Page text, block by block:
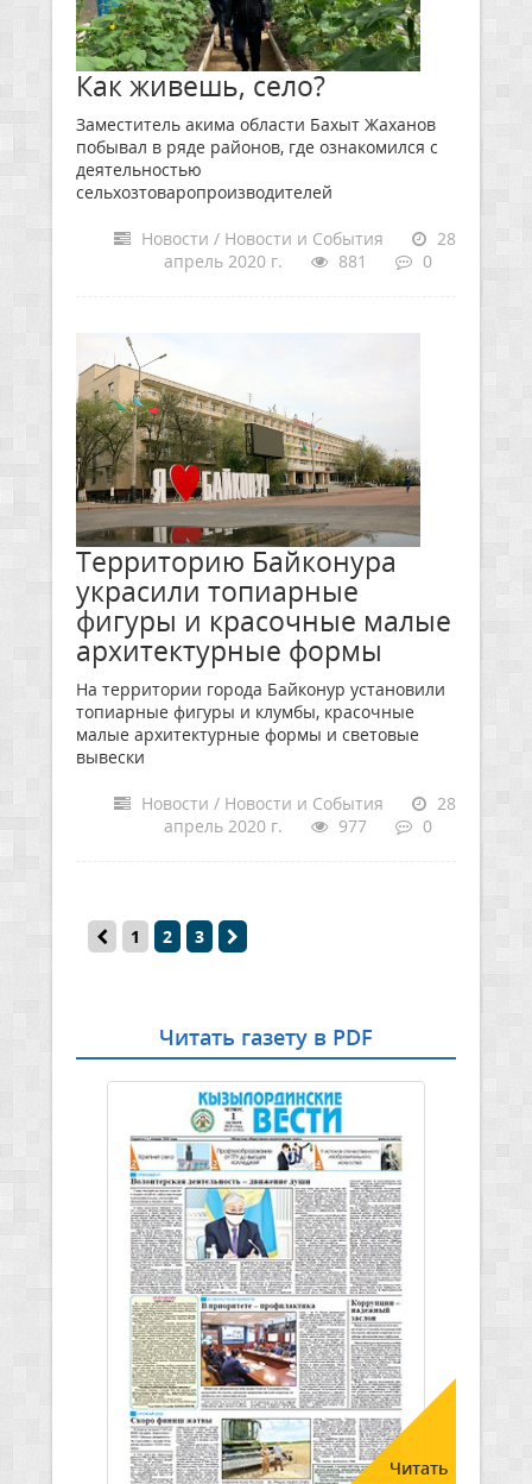
Как живешь, село?
Заместитель акима области Бахыт Жаханов
побывал в ряде районов, где ознакомился с
деятельностью
сельхозтоваропроизводителей
Новости / Новости и События
28
апрель 2020 г.
881 0
Территорию Байконура
украсили топиарные
фигуры и красочные малые
архитектурные формы
На территории города Байконур установили
топиарные фигуры и клумбы, красочные
малые архитектурные формы и световые
вывески
Новости / Новости и События
28
апрель 2020 г.
977 0
1 2 3
Читать газету в PDF
Читать